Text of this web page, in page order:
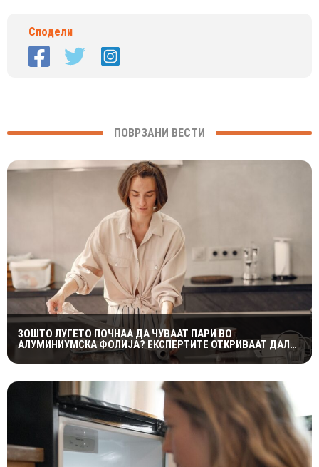
Сподели
ПОВРЗАНИ ВЕСТИ
ЗОШТО ЛУЃЕТО ПОЧНАА ДА ЧУВААТ ПАРИ ВО
АЛУМИНИУМСКА ФОЛИЈА? ЕКСПЕРТИТЕ ОТКРИВААТ ДАЛИ
ТРИКОТ НАВИСТИНА ФУНКЦИОНИРА